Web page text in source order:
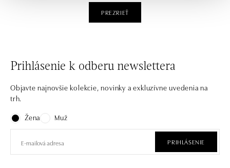
PREZRIEŤ
Prihlásenie k odberu newslettera
Objavte najnovšie kolekcie, novinky a exkluzívne uvedenia na
trh.
Žena
Muž
PRIHLÁSENIE